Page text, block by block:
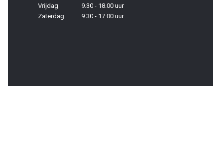
Vrijdag
9.30 - 18.00 uur
Zaterdag
9.30 - 17.00 uur